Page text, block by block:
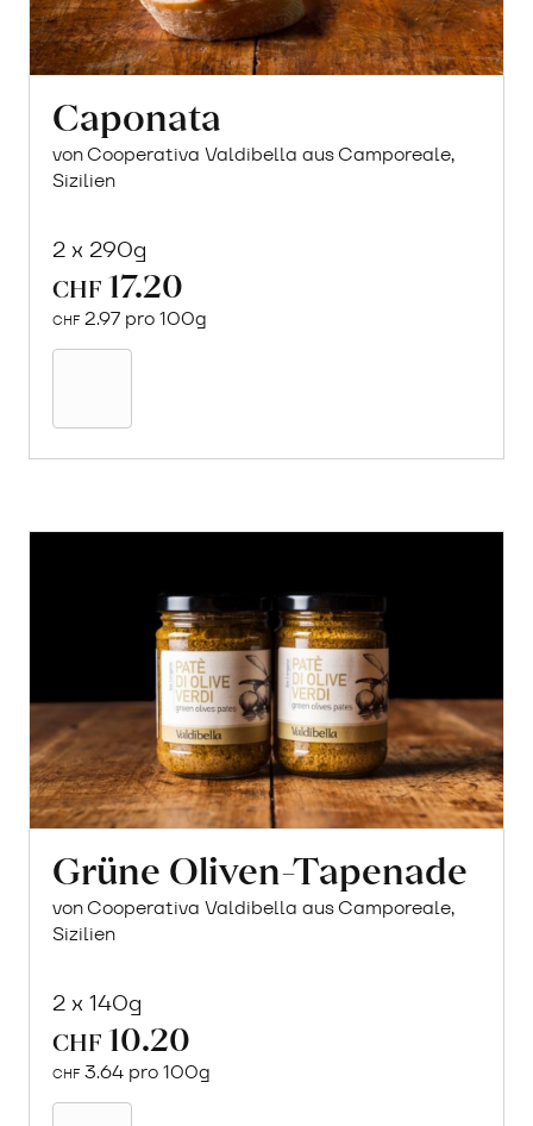
Caponata
von Cooperativa Valdibella aus Camporeale,
Sizilien
2 x 290g
CHF 17.20
CHF 2.97 pro 100g
Grüne Oliven-Tapenade
von Cooperativa Valdibella aus Camporeale,
Sizilien
2 x 140g
CHF 10.20
CHF 3.64 pro 100g